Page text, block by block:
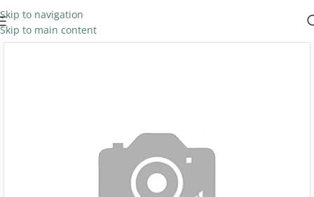
Skip to navigation
Skip to main content